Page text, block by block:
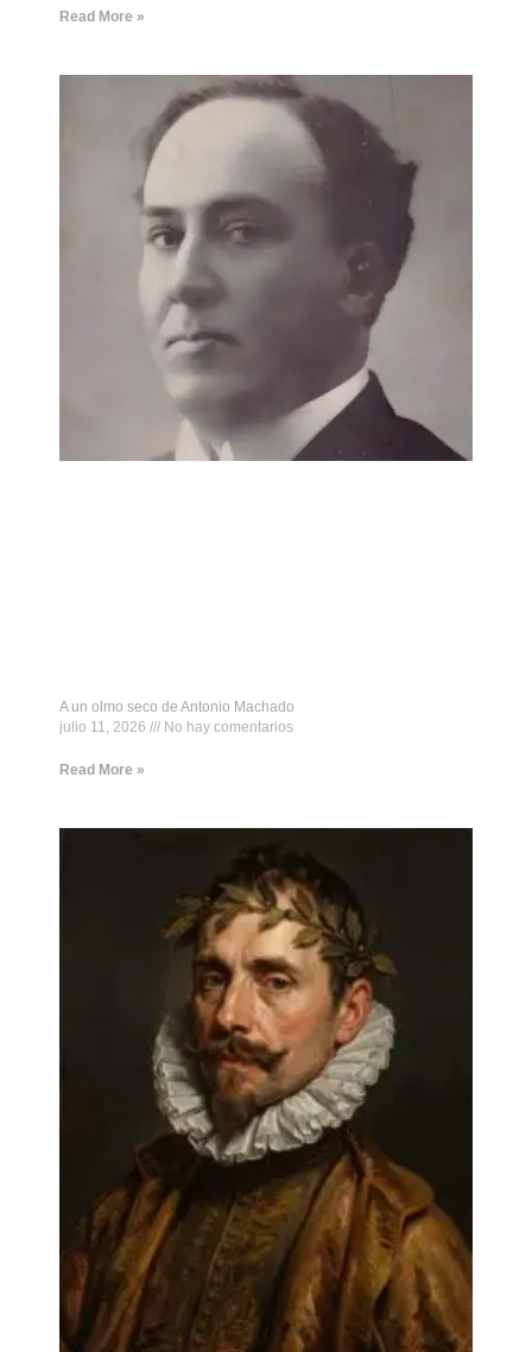
Read More »
A un olmo seco de Antonio Machado
julio 11, 2026
No hay comentarios
Read More »